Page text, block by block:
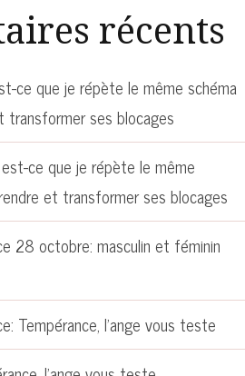
récents
ce que je répète le même schéma
transformer ses blocages
ce que je répète le même
et transformer ses blocages
28 octobre: masculin et féminin
Tempérance, l’ange vous teste